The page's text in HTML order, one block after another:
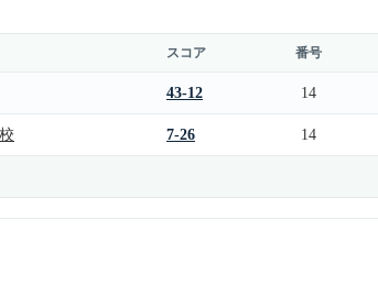
スコア 番号
43-12 14
7-26 14